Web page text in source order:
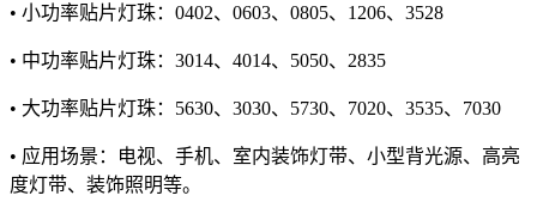
• 小功率贴片灯珠：0402、0603、0805、1206、3528
• 中功率贴片灯珠：3014、4014、5050、2835
• 大功率贴片灯珠：5630、3030、5730、7020、3535、7030
• 应用场景：电视、手机、室内装饰灯带、小型背光源、高亮
度灯带、装饰照明等。